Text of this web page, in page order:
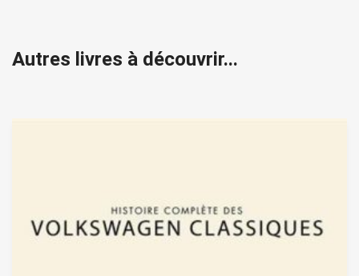
Autres livres à découvrir...